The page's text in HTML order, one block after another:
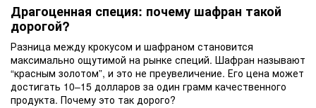
Драгоценная специя: почему шафран такой
дорогой?
Разница между крокусом и шафраном становится
максимально ощутимой на рынке специй. Шафран называют
“красным золотом”, и это не преувеличение. Его цена может
достигать 10–15 долларов за один грамм качественного
продукта. Почему это так дорого?